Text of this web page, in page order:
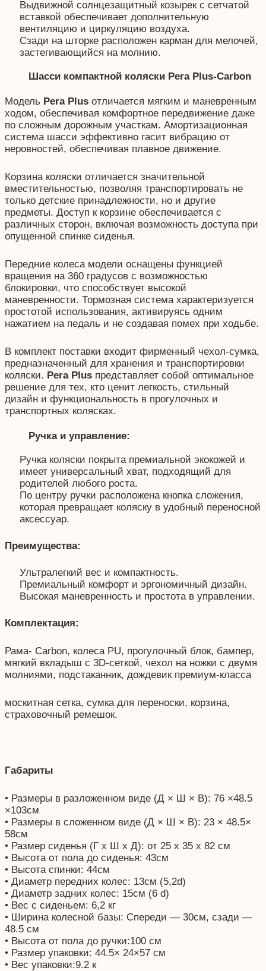
Выдвижной солнцезащитный козырек с сетчатой
вставкой обеспечивает дополнительную
вентиляцию и циркуляцию воздуха.
Сзади на шторке расположен карман для мелочей,
застегивающийся на молнию.
Шасси компактной коляски Pera Plus-Carbon
Модель Pera Plus отличается мягким и маневренным
ходом, обеспечивая комфортное передвижение даже
по сложным дорожным участкам. Амортизационная
система шасси эффективно гасит вибрацию от
неровностей, обеспечивая плавное движение.
Корзина коляски отличается значительной
вместительностью, позволяя транспортировать не
только детские принадлежности, но и другие
предметы. Доступ к корзине обеспечивается с
различных сторон, включая возможность доступа при
опущенной спинке сиденья.
Передние колеса модели оснащены функцией
вращения на 360 градусов с возможностью
блокировки, что способствует высокой
маневренности. Тормозная система характеризуется
простотой использования, активируясь одним
нажатием на педаль и не создавая помех при ходьбе.
В комплект поставки входит фирменный чехол-сумка,
предназначенный для хранения и транспортировки
коляски. Pera Plus представляет собой оптимальное
решение для тех, кто ценит легкость, стильный
дизайн и функциональность в прогулочных и
транспортных колясках.
Ручка и управление:
Ручка коляски покрыта премиальной экокожей и
имеет универсальный хват, подходящий для
родителей любого роста.
По центру ручки расположена кнопка сложения,
которая превращает коляску в удобный переносной
аксессуар.
Преимущества:
Ультралегкий вес и компактность.
Премиальный комфорт и эргономичный дизайн.
Высокая маневренность и простота в управлении.
Комплектация:
Рама- Carbon, колеса PU, прогулочный блок, бампер,
мягкий вкладыш с 3D-сеткой, чехол на ножки с двумя
молниями, подстаканник, дождевик премиум-класса
москитная сетка, сумка для переноски, корзина,
страховочный ремешок.
Габариты
• Размеры в разложенном виде (Д × Ш × В): 76 ×48.5
×103см
• Размеры в сложенном виде (Д × Ш × В): 23 × 48.5×
58см
• Размер сиденья (Г х Ш х Д): от 25 х 35 х 82 см
• Высота от пола до сиденья: 43см
• Высота спинки: 44см
• Диаметр передних колес: 13см (5,2d)
• Диаметр задних колес: 15см (6 d)
• Вес с сиденьем: 6,2 кг
• Ширина колесной базы: Спереди — 30см, сзади —
48.5 см
• Высота от пола до ручки:100 см
• Размер упаковки: 44.5× 24×57 см
• Вес упаковки:9.2 к